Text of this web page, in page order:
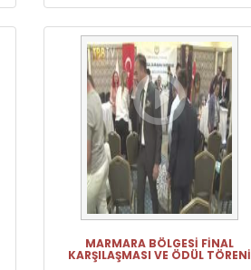
MARMARA BÖLGESİ FİNAL
KARŞILAŞMASI VE ÖDÜL TÖRENİ